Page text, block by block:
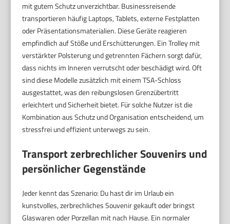
mit gutem Schutz unverzichtbar. Businessreisende
transportieren häufig Laptops, Tablets, externe Festplatten
oder Präsentationsmaterialien. Diese Geräte reagieren
empfindlich auf Stöße und Erschütterungen. Ein Trolley mit
verstärkter Polsterung und getrennten Fächern sorgt dafür,
dass nichts im Inneren verrutscht oder beschädigt wird. Oft
sind diese Modelle zusätzlich mit einem TSA-Schloss
ausgestattet, was den reibungslosen Grenzübertritt
erleichtert und Sicherheit bietet. Für solche Nutzer ist die
Kombination aus Schutz und Organisation entscheidend, um
stressfrei und effizient unterwegs zu sein.
Transport zerbrechlicher Souvenirs und
persönlicher Gegenstände
Jeder kennt das Szenario: Du hast dir im Urlaub ein
kunstvolles, zerbrechliches Souvenir gekauft oder bringst
Glaswaren oder Porzellan mit nach Hause. Ein normaler